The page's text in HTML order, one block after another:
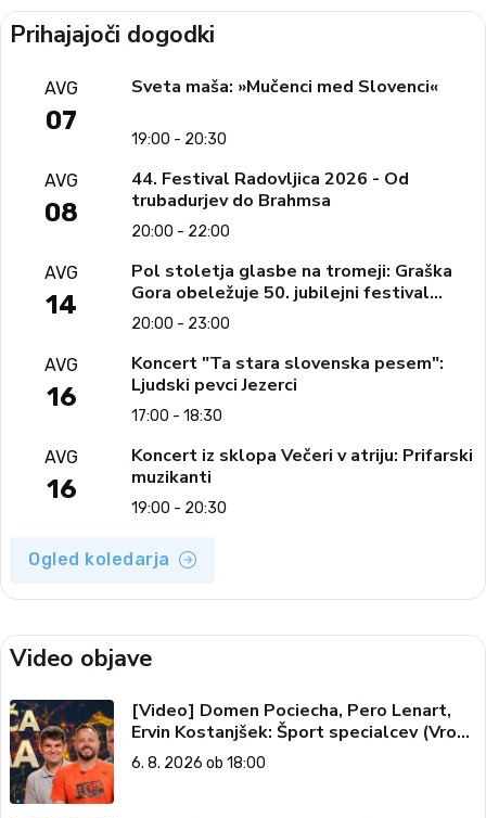
Prihajajoči dogodki
AVG
07
Sveta maša: »Mučenci med Slovenci«
19:00 - 20:30
AVG
08
44. Festival Radovljica 2026 - Od
trubadurjev do Brahmsa
20:00 - 22:00
AVG
14
Pol stoletja glasbe na tromeji: Graška
Gora obeležuje 50. jubilejni festival
narodno-zabavne glasbe
20:00 - 23:00
AVG
16
Koncert "Ta stara slovenska pesem":
Ljudski pevci Jezerci
17:00 - 18:30
AVG
16
Koncert iz sklopa Večeri v atriju: Prifarski
muzikanti
19:00 - 20:30
Ogled koledarja
Video objave
[Video] Domen Pociecha, Pero Lenart,
Ervin Kostanjšek: Šport specialcev (Vroča
tema, 6. 8. 2026)
6. 8. 2026 ob 18:00